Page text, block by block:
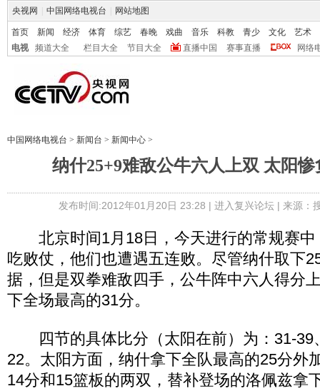
央视网 中国网络电视台 网站地图
首页 新闻 经济 体育 综艺 春晚 戏曲 音乐 科教 青少 文化
艺术
电视
频道大全 栏目大全 节目大全 直播中国 赛事直播 网络
中国网络电视台 > 新闻台 > 新闻中心 >
纳什25+9难敌公牛六人上双 太阳
发布时间:2012年01月20日 23:28 | 进入复兴论坛| 来源：
北京时间1月18日，今天进行的常规赛中
吃败仗，他们也遭遇五连败。尽管纳什取下
据，但是双拳难敌四手，公牛阵中六人得分
下全场最高的31分。
四节的具体比分（太阳在前）为：31-39
22。太阳方面，纳什拿下全队最高的25分外
14分和15篮板的两双，替补登场的洛佩兹拿